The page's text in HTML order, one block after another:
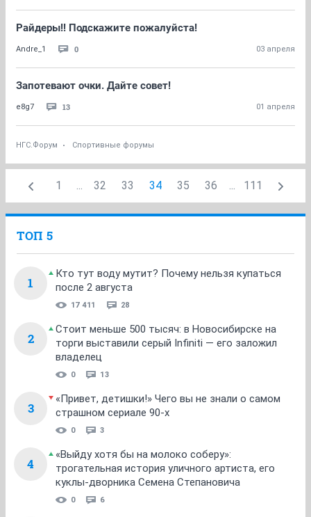
Райдеры!! Подскажите пожалуйста!
Andre_1 0 03 апреля
Запотевают очки. Дайте совет!
e8g7 13 01 апреля
НГС.Форум Спортивные форумы
1 ... 32 33 34 35 36 ... 111
ТОП 5
1
Кто тут воду мутит? Почему нельзя купаться
после 2 августа
17 411 28
2
Стоит меньше 500 тысяч: в Новосибирске на
торги выставили серый Infiniti — его заложил
владелец
0 13
3
«Привет, детишки!» Чего вы не знали о самом
страшном сериале 90-х
0 3
4
«Выйду хотя бы на молоко соберу»:
трогательная история уличного артиста, его
куклы-дворника Семена Степановича
0 6